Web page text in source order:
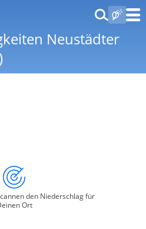
Neustädter
den Niederschlag für
Ort